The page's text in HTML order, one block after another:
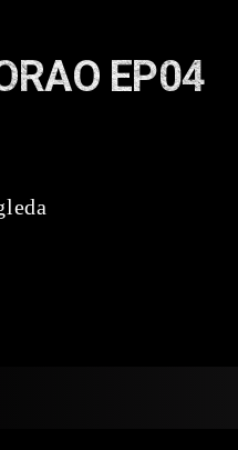
EP04